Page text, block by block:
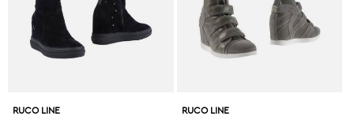
RUCO LINE RUCO LINE